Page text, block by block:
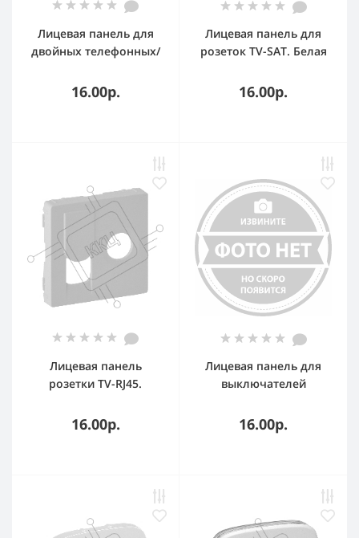
Лицевая панель для
двойных телефонных/
розеток. Слоновая
кость Valena LIFE.
16.00р.
Лицевая панель для
розеток TV-SAT. Белая
16.00р.
Лицевая панель
розетки TV-RJ45.
16.00р.
Лицевая панель для
выключателей
Антрацит. Valena LIFE.
16.00р.